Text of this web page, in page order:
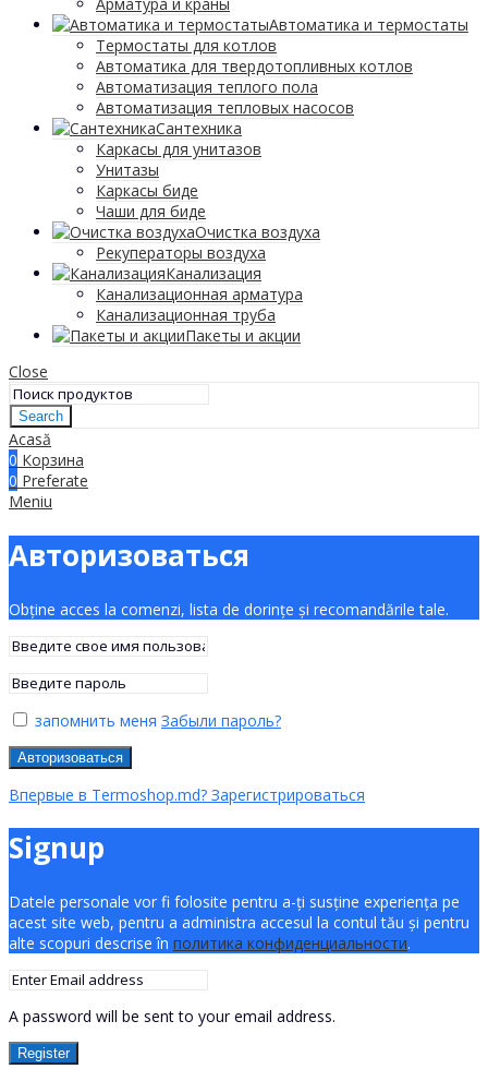
Арматура и краны
Автоматика и термостаты
Термостаты для котлов
Автоматика для твердотопливных котлов
Автоматизация теплого пола
Автоматизация тепловых насосов
Сантехника
Каркасы для унитазов
Унитазы
Каркасы биде
Чаши для биде
Очистка воздуха
Рекуператоры воздуха
Канализация
Канализационная арматура
Канализационная труба
Пакеты и акции
Close
Search
Acasă
0 Корзина
0 Preferate
Meniu
Авторизоваться
Obține acces la comenzi, lista de dorințe și recomandările tale.
запомнить меня Забыли пароль?
Авторизоваться
Впервые в Termoshop.md? Зарегистрироваться
Signup
Datele personale vor fi folosite pentru a-ți susține experiența pe
acest site web, pentru a administra accesul la contul tău și pentru
alte scopuri descrise în политика конфиденциальности.
A password will be sent to your email address.
Register